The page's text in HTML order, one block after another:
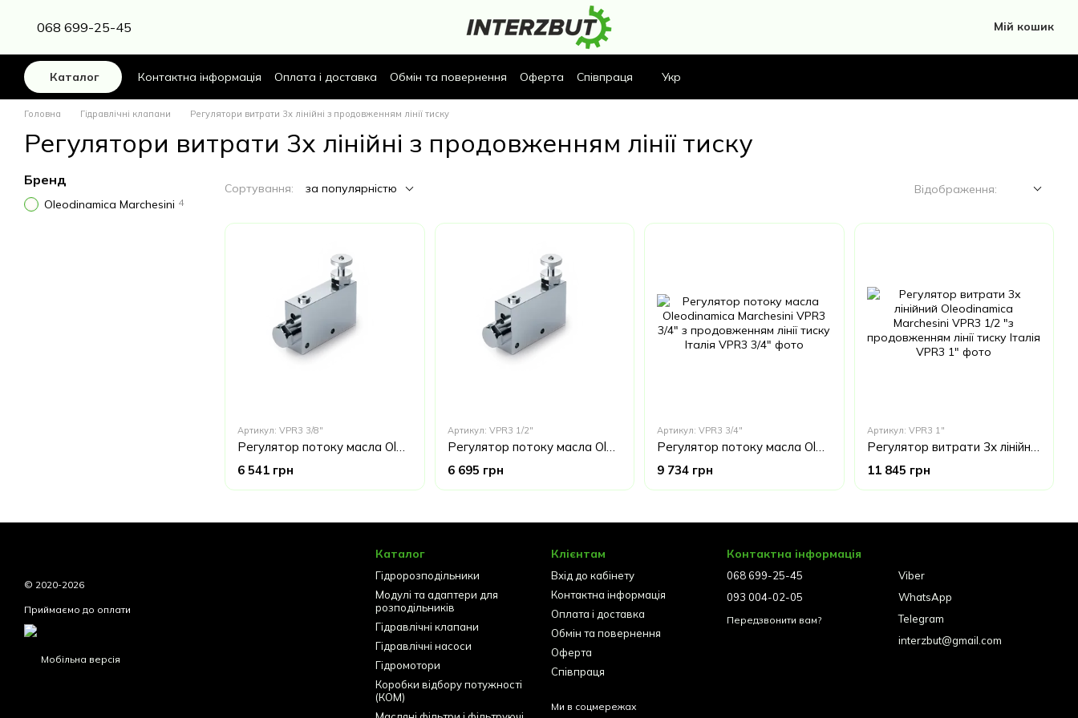
068 699-25-45 Мій кошик
Каталог Контактна інформація Оплата і доставка Обмін та повернення Оферта Співпраця Укр
Головна Гідравлічні клапани Регулятори витрати 3х лінійні з продовженням лінії тиску
Регулятори витрати 3х лінійні з продовженням лінії тиску
Сортування: за популярністю Відображення:
Артикул: VPR3 3/8"
6 541 грн
Артикул: VPR3 1/2"
6 695 грн
Артикул: VPR3 3/4"
9 734 грн
Артикул: VPR3 1"
11 845 грн
Бренд
Oleodinamica Marchesini 4
© 2020-2026
Приймаємо до оплати
Мобільна версія
Каталог
Гідророзподільники
Модулі та адаптери для
розподільників
Гідравлічні клапани
Гідравлічні насоси
Гідромотори
Коробки відбору потужності
(КОМ)
Клієнтам
Вхід до кабінету
Контактна інформація
Оплата і доставка
Обмін та повернення
Оферта
Співпраця
Ми в соцмережах
Контактна інформація
068 699-25-45
093 004-02-05
Передзвонити вам?
Viber
WhatsApp
Telegram
interzbut@gmail.com